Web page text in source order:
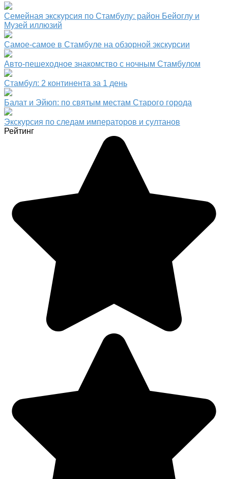
Семейная экскурсия по Стамбулу: район Бейоглу и
Музей иллюзий
Самое-самое в Стамбуле на обзорной экскурсии
Авто-пешеходное знакомство с ночным Стамбулом
Стамбул: 2 континента за 1 день
Балат и Эйюп: по святым местам Старого города
Экскурсия по следам императоров и султанов
Рейтинг